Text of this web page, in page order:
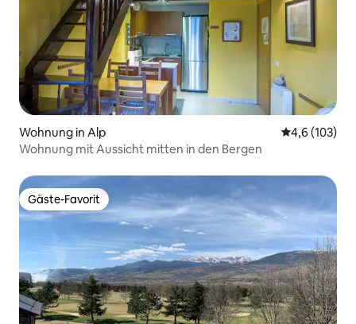
Wohnung in Alp
4,6 (103)
Wohnung mit Aussicht mitten in den Bergen
Gäste-Favorit
Gäste-Favorit